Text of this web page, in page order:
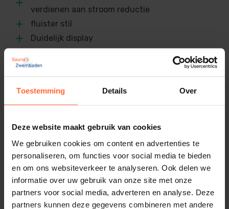
Toestemming Details Over
Deze website maakt gebruik van cookies
We gebruiken cookies om content en advertenties te
personaliseren, om functies voor social media te bieden
en om ons websiteverkeer te analyseren. Ook delen we
informatie over uw gebruik van onze site met onze
partners voor social media, adverteren en analyse. Deze
partners kunnen deze gegevens combineren met andere
voldoende bij zwembaden zonder golvende
weerstanden. Echter wanneer je het debiet instelt,
de pompcapaciteit, wordt de snelheid aangepast om
de ingestelde pompcapaciteit aan te houden. Dit
weerstanden; denk aan water dat naar het dak
Bediening: Display met ingebouwde
timer of extern stuurbaar
Deze pomp heeft een display, waarop je 8
verschillende standen in kunt stellen. Zo kun je voor
SKU
8059893100108
Gewicht
55 × 30 × 31,6 cm
Merk
DAB
verdienen aan stroom reductie
fluister stil
Duidelijk display
als stand-alone
Water gekoeld, daardoor ruimte besparend
Alternatieven